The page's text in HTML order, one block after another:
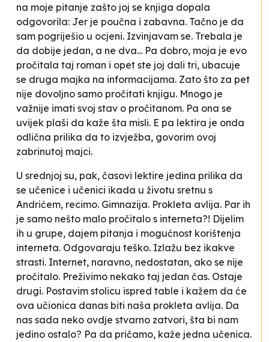
na moje pitanje zašto joj se knjiga dopala
odgovorila: Jer je poučna i zabavna. Tačno je da
sam pogriješio u ocjeni. Izvinjavam se. Trebala je
da dobije jedan, a ne dva... Pa dobro, moja je evo
pročitala taj roman i opet ste joj dali tri, ubacuje
se druga majka na informacijama. Zato što za pet
nije dovoljno samo pročitati knjigu. Mnogo je
važnije imati svoj stav o pročitanom. Pa ona se
uvijek plaši da kaže šta misli. E pa lektira je onda
odlična prilika da to izvježba, govorim ovoj
zabrinutoj majci.
U srednjoj su, pak, časovi lektire jedina prilika da
se učenice i učenici ikada u životu sretnu s
Andrićem, recimo. Gimnazija. Prokleta avlija. Par ih
je samo nešto malo pročitalo s interneta?! Dijelim
ih u grupe, dajem pitanja i mogućnost korištenja
interneta. Odgovaraju teško. Izlažu bez ikakve
strasti. Internet, naravno, nedostatan, ako se nije
pročitalo. Preživimo nekako taj jedan čas. Ostaje
drugi. Postavim stolicu ispred table i kažem da će
ova učionica danas biti naša prokleta avlija. Da
nas sada neko ovdje stvarno zatvori, šta bi nam
jedino ostalo? Pa da pričamo, kaže jedna učenica.